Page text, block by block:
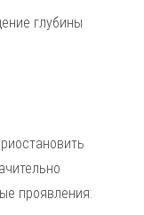
глубины
проявления: